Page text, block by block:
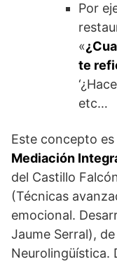
Por
«
te
etc…
Este concepto es
Mediación
del Castillo
(Técnicas
emocional.
Jaume Serral), de
Neurolingüística.